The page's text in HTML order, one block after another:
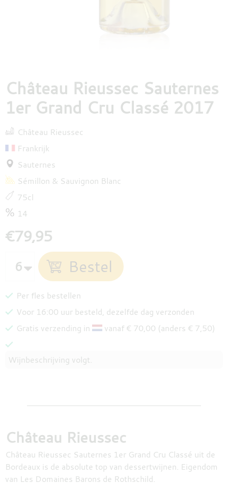
Château Rieussec Sauternes
1er Grand Cru Classé 2017
Château Rieussec
Frankrijk
Sauternes
Sémillon
Sauvignon Blanc
75cl
14
€79,95
Per fles bestellen
Voor 16:00 uur besteld, dezelfde dag verzonden
Gratis verzending in
vanaf € 70,00 (anders € 7,50)
Wijnbeschrijving volgt.
Château Rieussec
Château Rieussec Sauternes 1er Grand Cru Classé uit de
Bordeaux is de absolute top van dessertwijnen. Eigendom
van Les Domaines Barons de Rothschild.